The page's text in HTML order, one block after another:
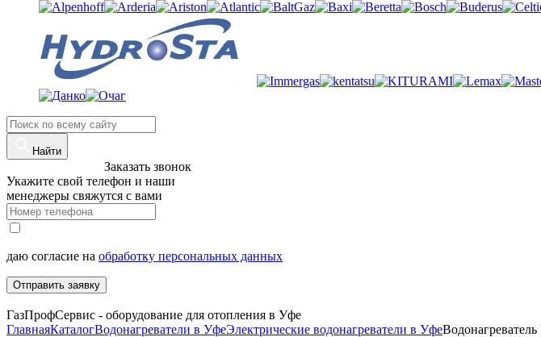
Найти
Заказать звонок
Укажите свой телефон и наши
менеджеры свяжутся с вами
даю согласие на обработку персональных данных
Отправить заявку
ГазПрофСервис - оборудование для отопления в Уфе
ГлавнаяКаталогВодонагреватели в УфеЭлектрические водонагреватели в Уфе